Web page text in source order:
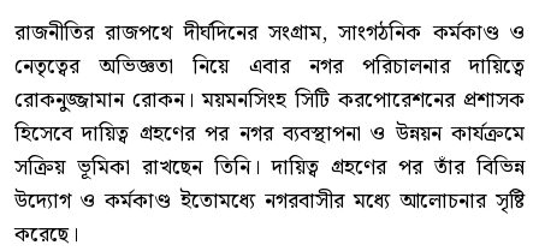
রাজনীতির রাজপথে দীর্ঘদিনের সংগ্রাম, সাংগঠনিক কর্মকাণ্ড ও
নেতৃত্বের অভিজ্ঞতা নিয়ে এবার নগর পরিচালনার দায়িত্বে
রোকনুজ্জামান রোকন। ময়মনসিংহ সিটি করপোরেশনের প্রশাসক
হিসেবে দায়িত্ব গ্রহণের পর নগর ব্যবস্থাপনা ও উন্নয়ন কার্যক্রমে
সক্রিয় ভূমিকা রাখছেন তিনি। দায়িত্ব গ্রহণের পর তাঁর বিভিন্ন
উদ্যোগ ও কর্মকাণ্ড ইতোমধ্যে নগরবাসীর মধ্যে আলোচনার সৃষ্টি
করেছে।